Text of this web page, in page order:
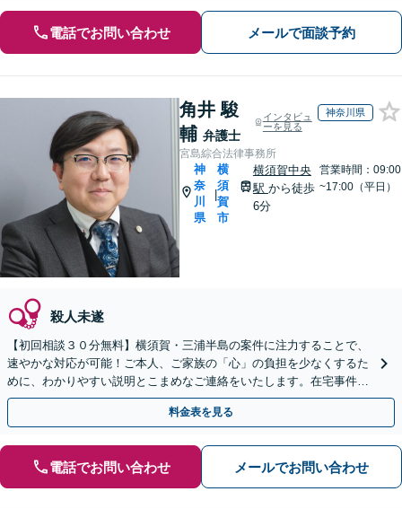
電話でお問い合わせ メールで面談予約
角井 駿
輔 弁護士
インタビュ
ーを見る
神奈川県
宮島綜合法律事務所
神
奈
川
県
|
横
須
賀
市
横須賀中央
駅 から徒歩
6分
営業時間：09:00
~17:00（平日）
殺人未遂
【初回相談３０分無料】横須賀・三浦半島の案件に注力することで、
速やかな対応が可能！ご本人、ご家族の「心」の負担を少なくするた
めに、わかりやすい説明とこまめなご連絡をいたします。在宅事件で
も「油断禁物」です【横須賀中央駅6分】
料金表を見る
電話でお問い合わせ メールでお問い合わせ